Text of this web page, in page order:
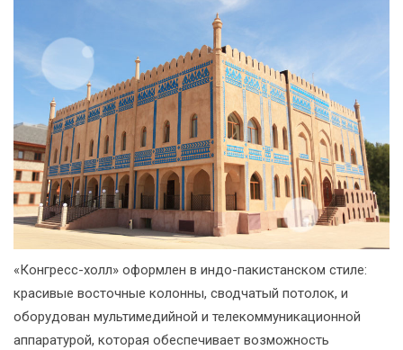
«Конгресс-холл» оформлен в индо-пакистанском стиле:
красивые восточные колонны, сводчатый потолок, и
оборудован мультимедийной и телекоммуникационной
аппаратурой, которая обеспечивает возможность